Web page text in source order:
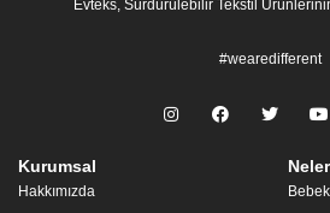
Evteks, Sürdürülebilir Tekstil
#wearedifferent
Kurumsal
Hakkımızda